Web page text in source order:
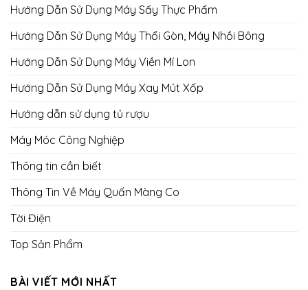
Hướng Dẫn Sử Dụng Máy Sấy Thực Phẩm
Hướng Dẫn Sử Dụng Máy Thổi Gòn, Máy Nhồi Bông
Hướng Dẫn Sử Dụng Máy Viền Mí Lon
Hướng Dẫn Sử Dụng Máy Xay Mút Xốp
Hướng dẫn sử dụng tủ rượu
Máy Móc Công Nghiệp
Thông tin cần biết
Thông Tin Về Máy Quấn Màng Co
Tời Điện
Top Sản Phẩm
BÀI VIẾT MỚI NHẤT